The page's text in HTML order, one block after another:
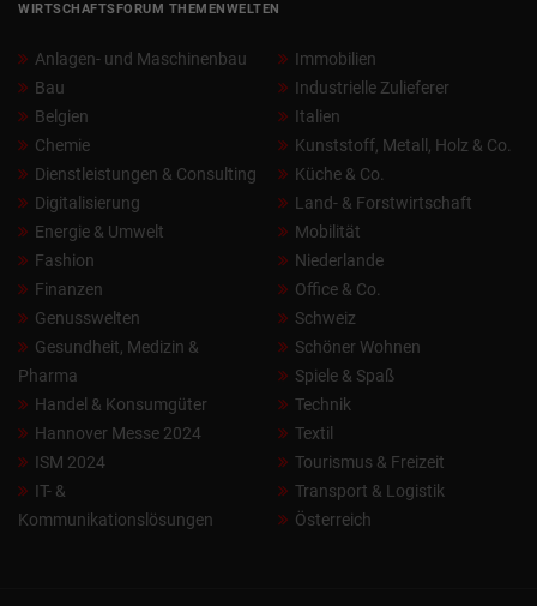
WIRTSCHAFTSFORUM THEMENWELTEN
Anlagen- und Maschinenbau
Bau
Belgien
Chemie
Dienstleistungen & Consulting
Digitalisierung
Energie & Umwelt
Fashion
Finanzen
Genusswelten
Gesundheit, Medizin &
Pharma
Handel & Konsumgüter
Hannover Messe 2024
ISM 2024
IT- &
Kommunikationslösungen
Immobilien
Industrielle Zulieferer
Italien
Kunststoff, Metall, Holz & Co.
Küche & Co.
Land- & Forstwirtschaft
Mobilität
Niederlande
Office & Co.
Schweiz
Schöner Wohnen
Spiele & Spaß
Technik
Textil
Tourismus & Freizeit
Transport & Logistik
Österreich